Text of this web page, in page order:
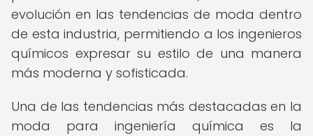
evolución en las tendencias de moda dentro
de esta industria, permitiendo a los ingenieros
químicos expresar su estilo de una manera
más moderna y sofisticada.
Una de las tendencias más destacadas en la
moda para ingeniería química es la